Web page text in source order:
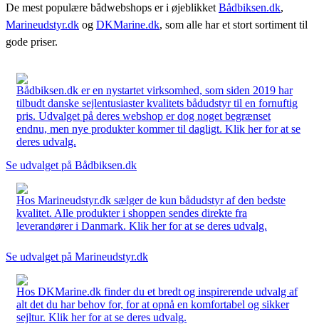
De mest populære bådwebshops er i øjeblikket Bådbiksen.dk,
Marineudstyr.dk og DKMarine.dk, som alle har et stort sortiment til
gode priser.
Bådbiksen.dk er en nystartet virksomhed, som siden 2019 har
tilbudt danske sejlentusiaster kvalitets bådudstyr til en fornuftig
pris. Udvalget på deres webshop er dog noget begrænset
endnu, men nye produkter kommer til dagligt. Klik her for at se
deres udvalg.
Se udvalget på Bådbiksen.dk
Hos Marineudstyr.dk sælger de kun bådudstyr af den bedste
kvalitet. Alle produkter i shoppen sendes direkte fra
leverandører i Danmark. Klik her for at se deres udvalg.
Se udvalget på Marineudstyr.dk
Hos DKMarine.dk finder du et bredt og inspirerende udvalg af
alt det du har behov for, for at opnå en komfortabel og sikker
sejltur. Klik her for at se deres udvalg.